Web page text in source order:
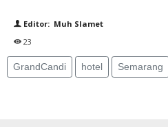
Editor: Muh Slamet
23
GrandCandi hotel Semarang